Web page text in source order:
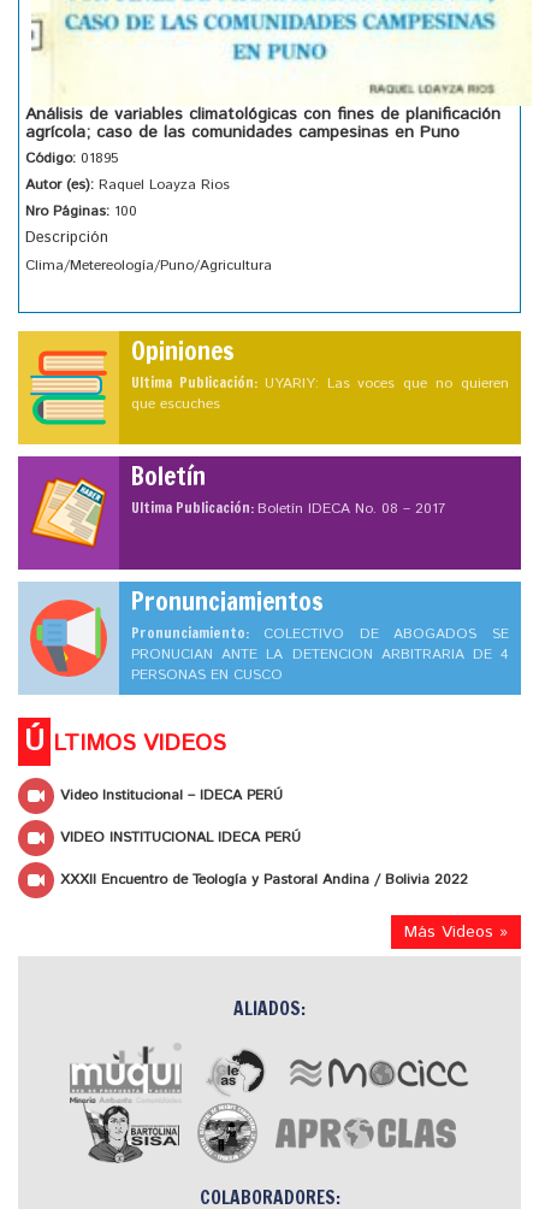
Análisis de variables climatológicas con fines de planificación
agrícola; caso de las comunidades campesinas en Puno
Código: 01895
Autor (es): Raquel Loayza Rios
Nro Páginas: 100
Descripción
Clima/Metereología/Puno/Agricultura
Opiniones
Ultima Publicación: UYARIY: Las voces que no quieren
que escuches
Boletín
Ultima Publicación:Boletín IDECA No. 08 – 2017
Pronunciamientos
Pronunciamiento: COLECTIVO DE ABOGADOS SE
PRONUCIAN ANTE LA DETENCION ARBITRARIA DE 4
PERSONAS EN CUSCO
Ú LTIMOS VIDEOS
Video Institucional – IDECA PERÚ
VIDEO INSTITUCIONAL IDECA PERÚ
XXXII Encuentro de Teología y Pastoral Andina / Bolivia 2022
Más Videos »
ALIADOS:
COLABORADORES: